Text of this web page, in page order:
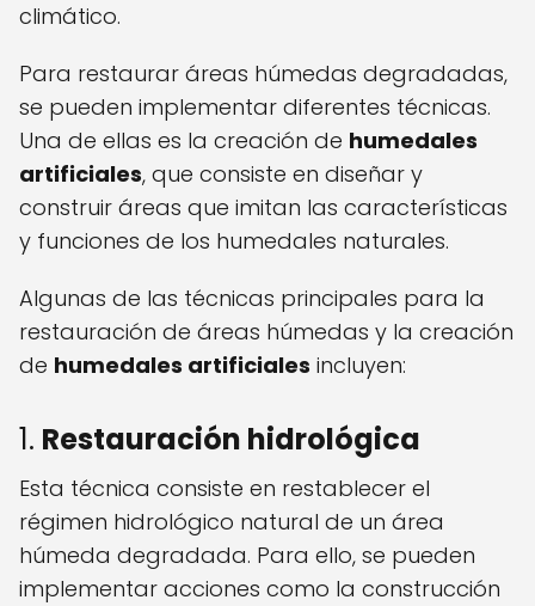
climático.
Para restaurar áreas húmedas degradadas,
se pueden implementar diferentes técnicas.
Una de ellas es la creación de humedales
artificiales, que consiste en diseñar y
construir áreas que imitan las características
y funciones de los humedales naturales.
Algunas de las técnicas principales para la
restauración de áreas húmedas y la creación
de humedales artificiales incluyen:
1. Restauración hidrológica
Esta técnica consiste en restablecer el
régimen hidrológico natural de un área
húmeda degradada. Para ello, se pueden
implementar acciones como la construcción